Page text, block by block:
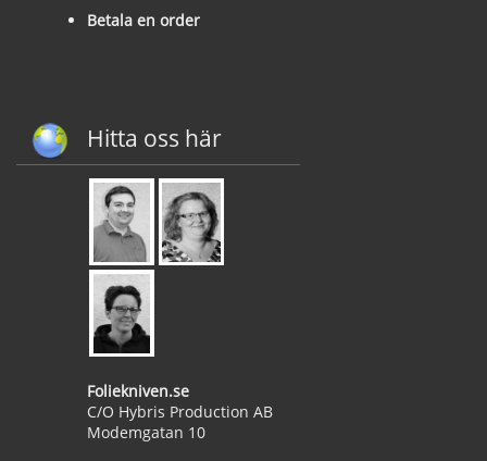
Betala en order
Hitta oss här
Foliekniven.se
C/O Hybris Production AB
Modemgatan 10